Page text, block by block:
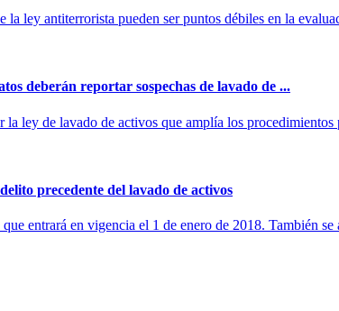
ley antiterrorista pueden ser puntos débiles en la
deberán reportar sospechas de lavado de ...
ley de lavado de activos que amplía los
precedente del lavado de activos
entrará en vigencia el 1 de enero de 2018. También